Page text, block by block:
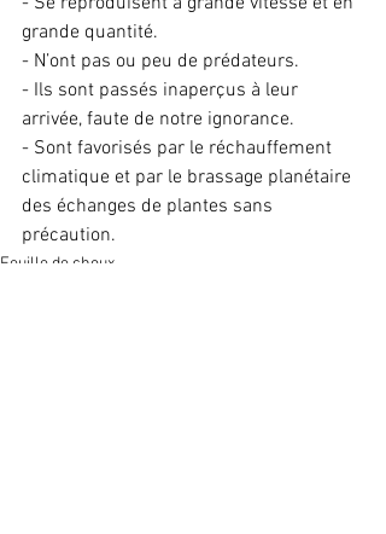
grande quantité.
- N’ont pas ou peu de prédateurs.
- Ils sont passés inaperçus à leur
arrivée, faute de notre ignorance.
- Sont favorisés par le réchauffement
climatique et par le brassage planétaire
des échanges de plantes sans
précaution.
Feuille de choux